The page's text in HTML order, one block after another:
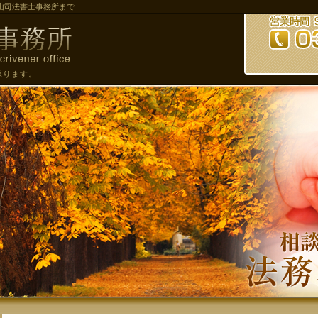
司法書士事務所まで
ます。